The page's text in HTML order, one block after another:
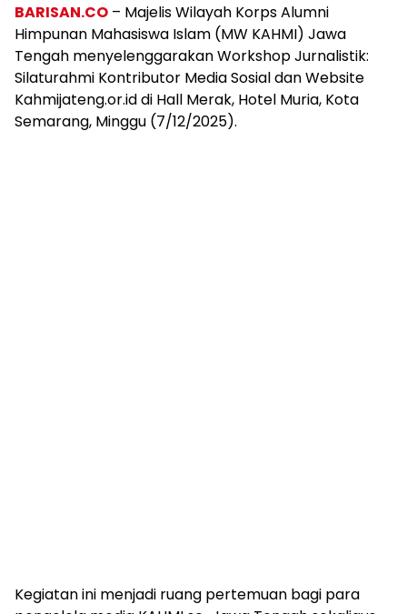
BARISAN.CO – Majelis Wilayah Korps Alumni
Himpunan Mahasiswa Islam (MW KAHMI) Jawa
Tengah menyelenggarakan Workshop Jurnalistik:
Silaturahmi Kontributor Media Sosial dan Website
Kahmijateng.or.id di Hall Merak, Hotel Muria, Kota
Semarang, Minggu (7/12/2025).
Kegiatan ini menjadi ruang pertemuan bagi para